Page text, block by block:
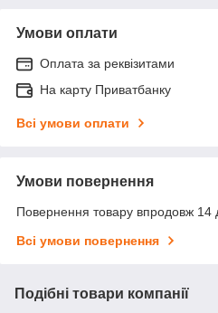
Умови оплати
Оплата за реквізитами
На карту Приватбанку
Всі умови оплати
Умови повернення
Повернення товару впродовж 14
Всі умови повернення
Подібні товари компанії